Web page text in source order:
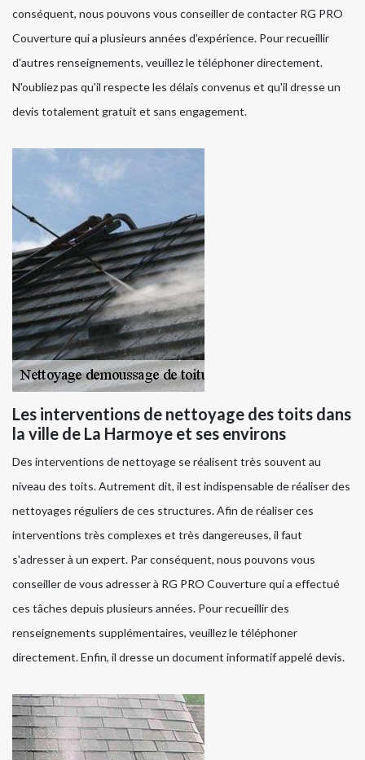
conséquent, nous pouvons vous conseiller de contacter RG PRO
Couverture qui a plusieurs années d'expérience. Pour recueillir
d'autres renseignements, veuillez le téléphoner directement.
N'oubliez pas qu'il respecte les délais convenus et qu'il dresse un
devis totalement gratuit et sans engagement.
Les interventions de nettoyage des toits dans
la ville de La Harmoye et ses environs
Des interventions de nettoyage se réalisent très souvent au
niveau des toits. Autrement dit, il est indispensable de réaliser des
nettoyages réguliers de ces structures. Afin de réaliser ces
interventions très complexes et très dangereuses, il faut
s'adresser à un expert. Par conséquent, nous pouvons vous
conseiller de vous adresser à RG PRO Couverture qui a effectué
ces tâches depuis plusieurs années. Pour recueillir des
renseignements supplémentaires, veuillez le téléphoner
directement. Enfin, il dresse un document informatif appelé devis.